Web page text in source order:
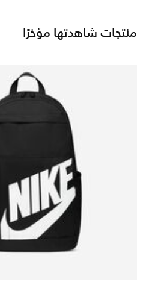
منتجات شاهدتها مؤخرًا